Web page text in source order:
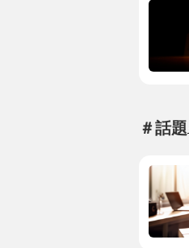
＃話題